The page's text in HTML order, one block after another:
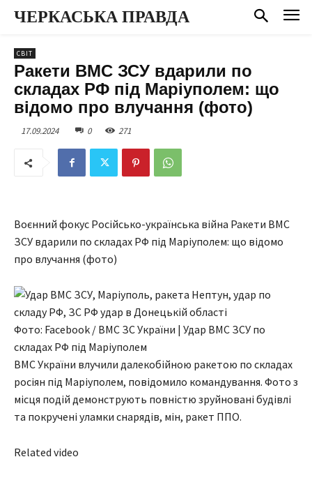
ЧЕРКАСЬКА ПРАВДА
СВІТ
Ракети ВМС ЗСУ вдарили по
складах РФ під Маріуполем: що
відомо про влучання (фото)
17.09.2024 0 271
Воєнний фокус Російсько-українська війна Ракети ВМС
ЗСУ вдарили по складах РФ під Маріуполем: що відомо
про влучання (фото)
Фото: Facebook / ВМС ЗС України | Удар ВМС ЗСУ по
складах РФ під Маріуполем
ВМС України влучили далекобійною ракетою по складах
росіян під Маріуполем, повідомило командування. Фото з
місця подій демонструють повністю зруйновані будівлі
та покручені уламки снарядів, мін, ракет ППО.
Related video